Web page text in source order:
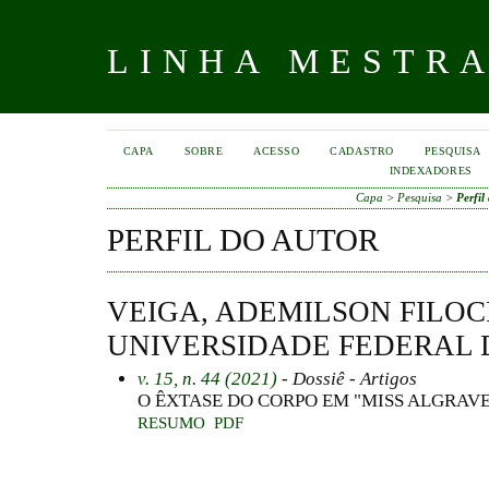
LINHA
CAPA SOBRE ACESSO CADASTRO
PESQUISA
INDEXADORES
Capa > Pesquisa > Perfil
PERFIL DO AUTOR
VEIGA, ADEMILSON
UNIVERSIDADE FEDERAL
v. 15, n. 44 (2021) - Dossiê - Artigos
O ÊXTASE DO CORPO EM "MISS
RESUMO PDF